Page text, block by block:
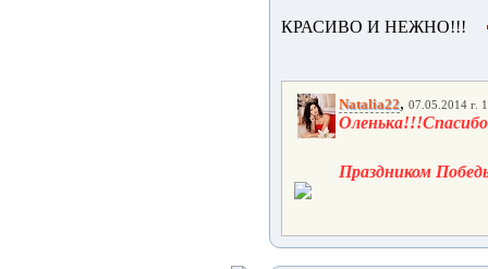
КРАСИВО И НЕЖНО!!!
Natalia22, 07.05.2014 г.
Праздником